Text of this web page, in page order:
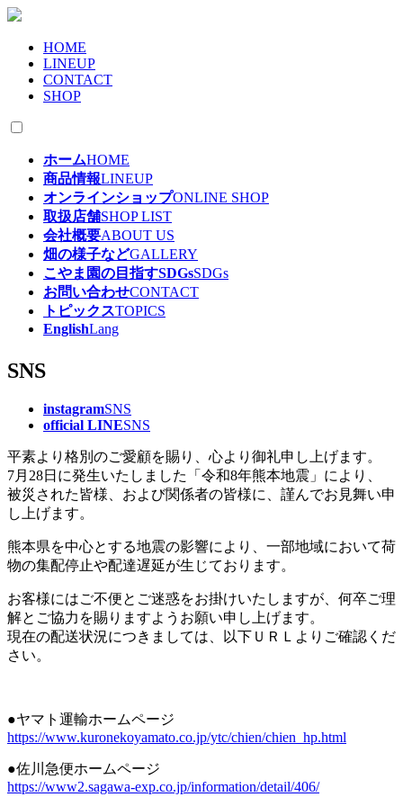
HOME
LINEUP
CONTACT
SHOP
ホームHOME
商品情報LINEUP
オンラインショップONLINE SHOP
取扱店舗SHOP LIST
会社概要ABOUT US
畑の様子などGALLERY
こやま園の目指すSDGsSDGs
お問い合わせCONTACT
トピックスTOPICS
EnglishLang
SNS
instagramSNS
official LINESNS
平素より格別のご愛顧を賜り、心より御礼申し上げます。
7月28日に発生いたしました「令和8年熊本地震」により、
被災された皆様、および関係者の皆様に、謹んでお見舞い申
し上げます。
熊本県を中心とする地震の影響により、一部地域において荷
物の集配停止や配達遅延が生じております。
お客様にはご不便とご迷惑をお掛けいたしますが、何卒ご理
解とご協力を賜りますようお願い申し上げます。
現在の配送状況につきましては、以下ＵＲＬよりご確認くだ
さい。
●ヤマト運輸ホームページ
https://www.kuronekoyamato.co.jp/ytc/chien/chien_hp.html
●佐川急便ホームページ
https://www2.sagawa-exp.co.jp/information/detail/406/